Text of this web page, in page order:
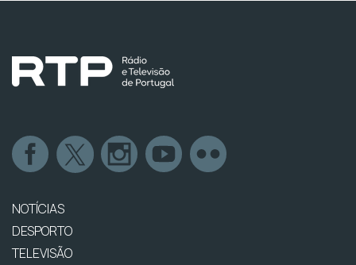
NOTÍCIAS
DESPORTO
TELEVISÃO